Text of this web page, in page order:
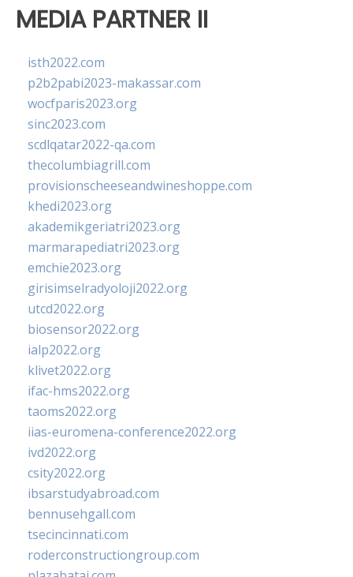
MEDIA PARTNER II
isth2022.com
p2b2pabi2023-makassar.com
wocfparis2023.org
sinc2023.com
scdlqatar2022-qa.com
thecolumbiagrill.com
provisionscheeseandwineshoppe.com
khedi2023.org
akademikgeriatri2023.org
marmarapediatri2023.org
emchie2023.org
girisimselradyoloji2022.org
utcd2022.org
biosensor2022.org
ialp2022.org
klivet2022.org
ifac-hms2022.org
taoms2022.org
iias-euromena-conference2022.org
ivd2022.org
csity2022.org
ibsarstudyabroad.com
bennusehgall.com
tsecincinnati.com
roderconstructiongroup.com